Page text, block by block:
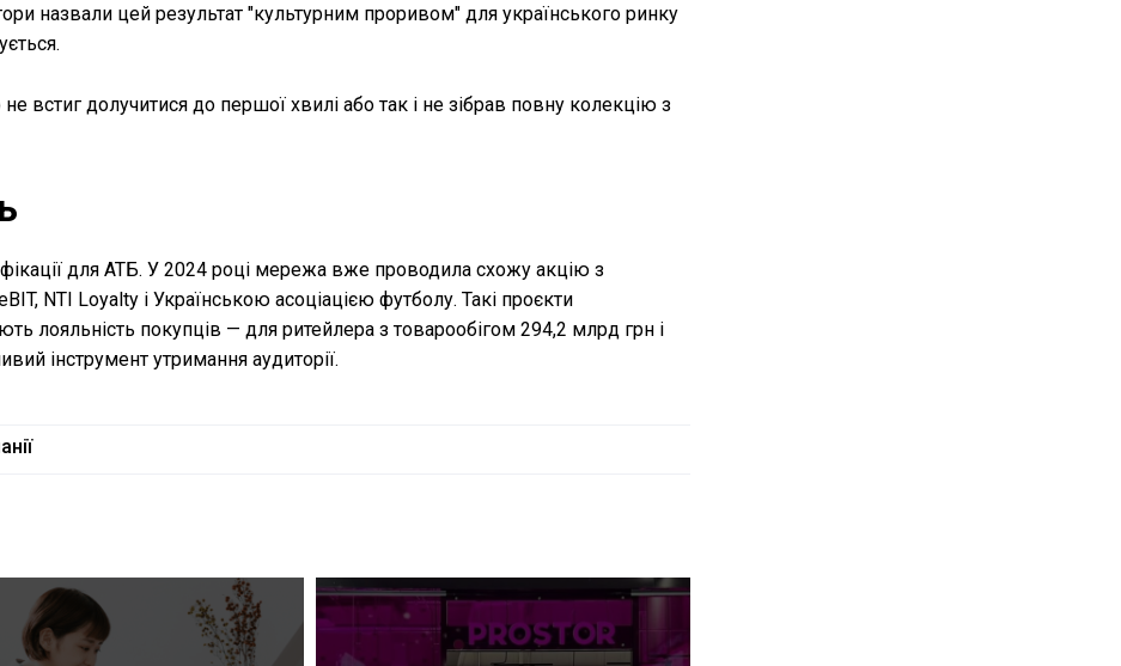
назвали цей результат "культурним проривом" для українського ринку
встиг долучитися до першої хвилі або так і не зібрав повну колекцію з
для АТБ. У 2024 році мережа вже проводила схожу акцію з
NTI Loyalty і Українською асоціацією футболу. Такі проєкти
лояльність покупців — для ритейлера з товарообігом 294,2 млрд грн і
інструмент утримання аудиторії.